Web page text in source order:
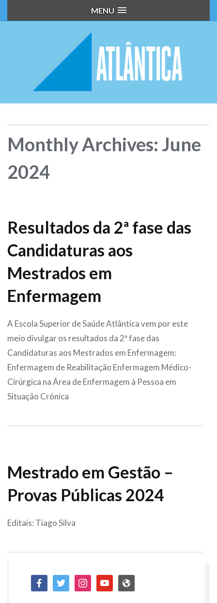
MENU
Monthly Archives: June
2024
Resultados da 2ª fase das
Candidaturas aos
Mestrados em
Enfermagem
A Escola Superior de Saúde Atlântica vem por este
meio divulgar os resultados da 2ª fase das
Candidaturas aos Mestrados em Enfermagem:
Enfermagem de Reabilitação Enfermagem Médico-
Cirúrgica na Área de Enfermagem à Pessoa em
Situação Crónica
Mestrado em Gestão –
Provas Públicas 2024
Editais: Tiago Silva
facebooktwitter instagramyoutubeadmin-
site